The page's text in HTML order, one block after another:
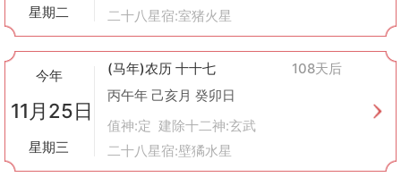
星期二
二十八星宿:室猪火星
今年
11月25日
星期三
(马年)农历 十十七
108天后
丙午年 己亥月 癸卯日
值神:定 建除十二神:玄武
二十八星宿:壁獝水星